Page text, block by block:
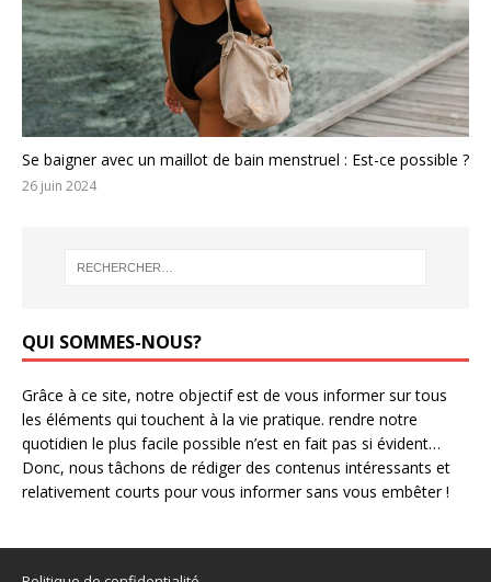
Se baigner avec un maillot de bain menstruel : Est-ce possible ?
26 juin 2024
QUI SOMMES-NOUS?
Grâce à ce site, notre objectif est de vous informer sur tous
les éléments qui touchent à la vie pratique. rendre notre
quotidien le plus facile possible n’est en fait pas si évident…
Donc, nous tâchons de rédiger des contenus intéressants et
relativement courts pour vous informer sans vous embêter !